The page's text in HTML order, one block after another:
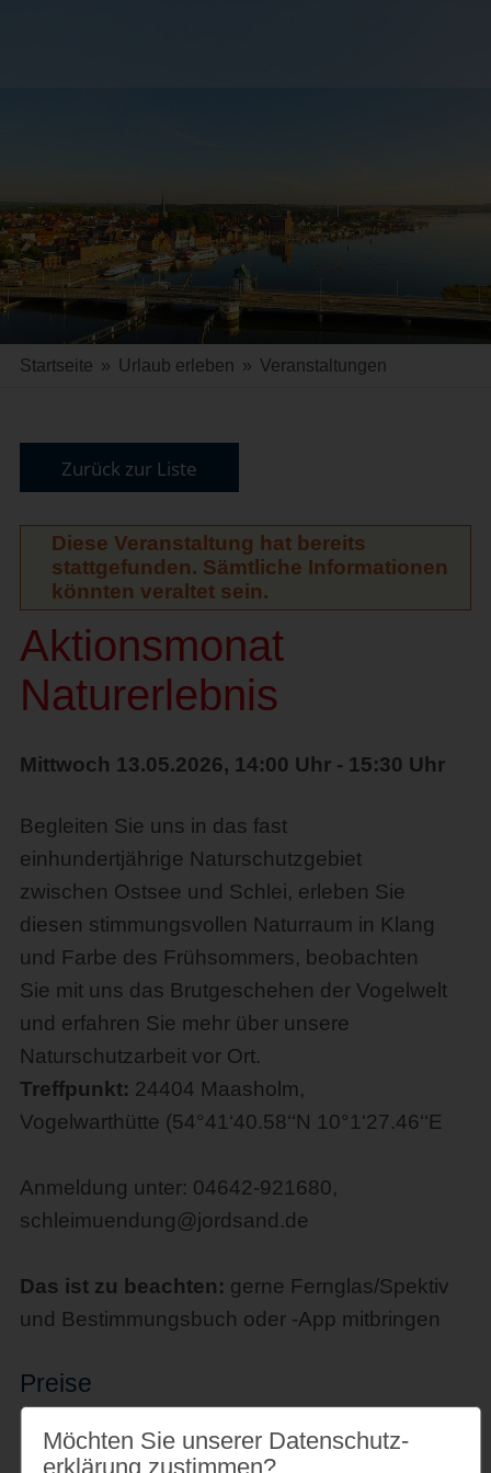
Startseite » Urlaub erleben » Veranstaltungen
Zurück zur Liste
Diese Veranstaltung hat bereits
stattgefunden. Sämtliche Informationen
könnten veraltet sein.
Aktionsmonat
Naturerlebnis
Mittwoch 13.05.2026, 14:00 Uhr - 15:30 Uhr
Begleiten Sie uns in das fast
einhundertjährige Naturschutzgebiet
zwischen Ostsee und Schlei, erleben Sie
diesen stimmungsvollen Naturraum in Klang
und Farbe des Frühsommers, beobachten
Sie mit uns das Brutgeschehen der Vogelwelt
und erfahren Sie mehr über unsere
Naturschutzarbeit vor Ort.
Treffpunkt: 24404 Maasholm,
Vogelwarthütte (54°41‘40.58‘‘N 10°1‘27.46‘‘E
Anmeldung unter: 04642-921680,
schleimuendung@jordsand.de
Das ist zu beachten: gerne Fernglas/Spektiv
und Bestimmungsbuch oder -App mitbringen
Preise
Kosten:Spende gern gesehen
Möchten Sie unserer Datenschutz­
erklärung zustimmen?